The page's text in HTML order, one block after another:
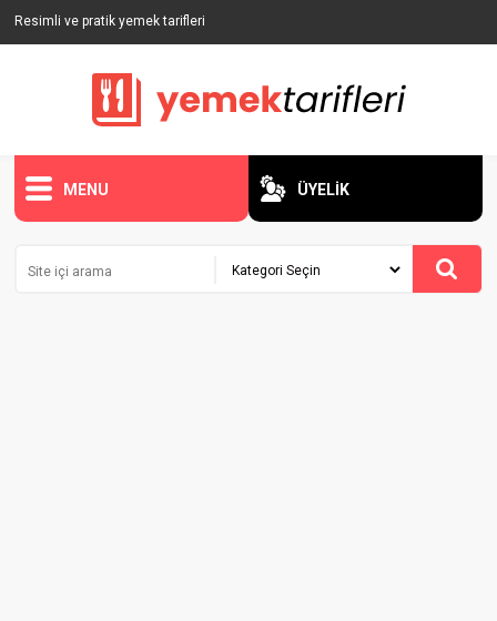
Resimli ve pratik yemek tarifleri
MENU ÜYELİK